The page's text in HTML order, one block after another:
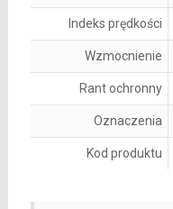
Indeks prędkości
Wzmocnienie
Rant ochronny
Oznaczenia
Kod produktu